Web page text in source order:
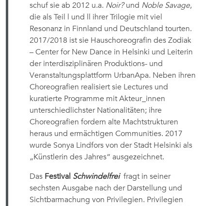
schuf sie ab 2012 u.a. Noir?und Noble Savage,
die als Teil l und ll ihrer Trilogie mit viel
Resonanz in Finnland und Deutschland tourten.
2017/2018 ist sie Hauschoreografin des Zodiak
– Center for New Dance in Helsinki und Leiterin
der interdisziplinären Produktions- und
Veranstaltungsplattform UrbanApa. Neben ihren
Choreografien realisiert sie Lectures und
kuratierte Programme mit Akteur_innen
unterschiedlichster Nationalitäten; ihre
Choreografien fordern alte Machtstrukturen
heraus und ermächtigen Communities. 2017
wurde Sonya Lindfors von der Stadt Helsinki als
„Künstlerin des Jahres“ ausgezeichnet.
Das Festival Schwindelfrei fragt in seiner
sechsten Ausgabe nach der Darstellung und
Sichtbarmachung von Privilegien. Privilegien